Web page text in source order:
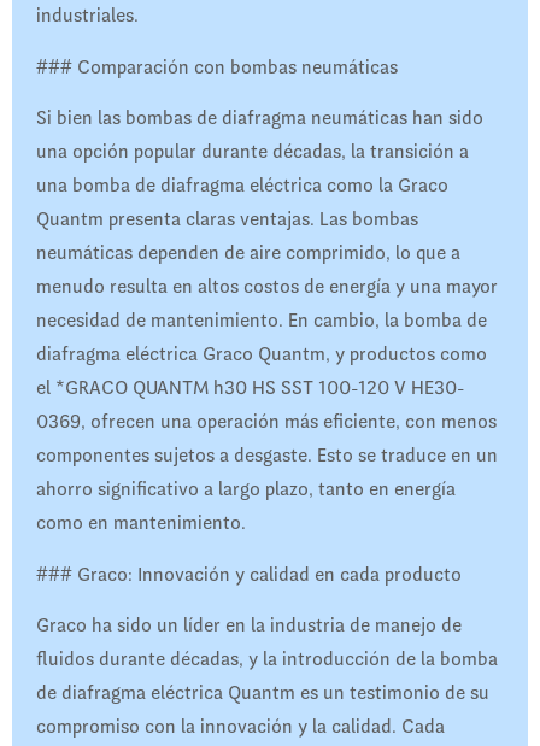
industriales.
### Comparación con bombas neumáticas
Si bien las bombas de diafragma neumáticas han sido
una opción popular durante décadas, la transición a
una bomba de diafragma eléctrica como la Graco
Quantm presenta claras ventajas. Las bombas
neumáticas dependen de aire comprimido, lo que a
menudo resulta en altos costos de energía y una mayor
necesidad de mantenimiento. En cambio, la bomba de
diafragma eléctrica Graco Quantm, y productos como
el *GRACO QUANTM h30 HS SST 100-120 V HE30-
0369, ofrecen una operación más eficiente, con menos
componentes sujetos a desgaste. Esto se traduce en un
ahorro significativo a largo plazo, tanto en energía
como en mantenimiento.
### Graco: Innovación y calidad en cada producto
Graco ha sido un líder en la industria de manejo de
fluidos durante décadas, y la introducción de la bomba
de diafragma eléctrica Quantm es un testimonio de su
compromiso con la innovación y la calidad. Cada